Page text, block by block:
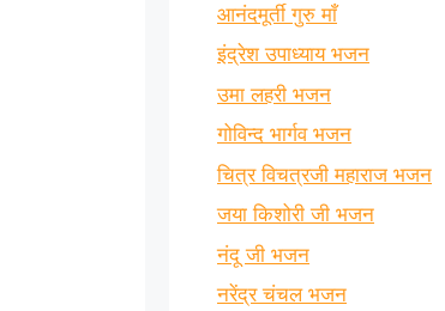
आनंदमूर्ती गुरु माँ
इंद्रेश उपाध्याय भजन
उमा लहरी भजन
गोविन्द भार्गव भजन
चित्र विचत्रजी महाराज भजन
जया किशोरी जी भजन
नंदू जी भजन
नरेंद्र चंचल भजन